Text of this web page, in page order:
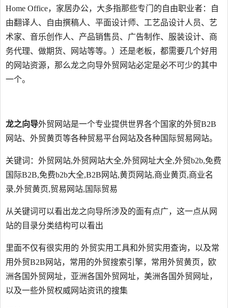
Home Office，家居办公，大多指那些专门的自由职业者：自
由翻译人、自由撰稿人、平面设计师、工艺品设计人员、艺
术家、音乐创作人、产品销售员、广告制作、服装设计、商
务代理、做期货、网站等等。）还是老板，都需要几个好用
的网站资源，那么龙之向导外贸网站必定是必不可少的其中
一个。
龙之向导外贸网站是一个专业提供世界各个国家的外贸B2B
网站、外贸黄页等各种贸易平台网站及各种国际贸易网站。
关键词：外贸网站,外贸网站大全,外贸网址大全,外贸b2b,免费
国际B2B,免费b2b大全,B2B网站,黄页网站,商业黄页,商业名
录,外贸黄页,贸易网站,国际贸易
从关键词可以看出龙之向导所涉及的面有点广，这一点从网
站的目录分类结构可以看出
里面不仅有很实用的 外贸实用工具和外贸实用查询，以及常
用外贸B2B网站，常用的外贸搜索引擎，常用外贸黄页，欧
洲各国外贸网址，亚洲各国外贸网址，美洲各国外贸网址，
以及一些外贸权威网站资讯的搜集